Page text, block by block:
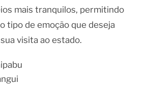
mais tranquilos, permitindo
tipo de emoção que deseja
visita ao estado.